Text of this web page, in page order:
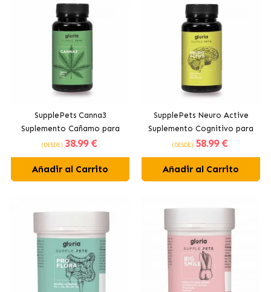
SupplePets Canna3
Suplemento Cañamo para
Perros y Gatos
(DESDE) 38.99 €
Añadir al Carrito
SupplePets Neuro Active
Suplemento Cognitivo para
Perros y Gatos
(DESDE) 58.99 €
Añadir al Carrito